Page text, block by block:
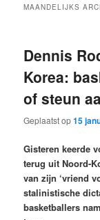
MAANDELIJKS
Dennis
Korea:
of steun
Geplaatst op15
Gisteren keerde
terug uit Noord-
van zijn ‘vriend
stalinistische
basketballers